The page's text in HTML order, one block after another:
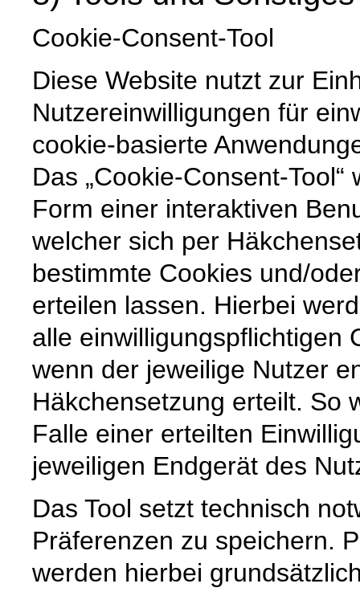
Cookie-Consent-Tool
Diese Website nutzt zur
Nutzereinwilligungen für
cookie-basierte
Das „Cookie-Consent-
Form einer interaktiven
welcher sich per
bestimmte Cookies und/
erteilen lassen. Hierbei
alle einwilligungspflichtigen
wenn der jeweilige Nutzer
Häkchensetzung erteilt. So
Falle einer erteilten
jeweiligen Endgerät des
Das Tool setzt technisch
Präferenzen zu speichern.
werden hierbei